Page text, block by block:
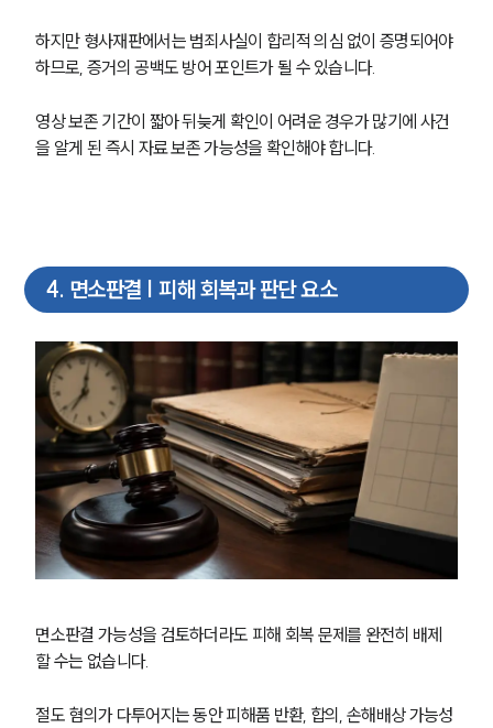
하지만 형사재판에서는 범죄사실이 합리적 의심 없이 증명되어야
하므로, 증거의 공백도 방어 포인트가 될 수 있습니다.
영상 보존 기간이 짧아 뒤늦게 확인이 어려운 경우가 많기에 사건
을 알게 된 즉시 자료 보존 가능성을 확인해야 합니다.
4. 면소판결 | 피해 회복과 판단 요소
면소판결 가능성을 검토하더라도 피해 회복 문제를 완전히 배제
할 수는 없습니다.
절도 혐의가 다투어지는 동안 피해품 반환, 합의, 손해배상 가능성